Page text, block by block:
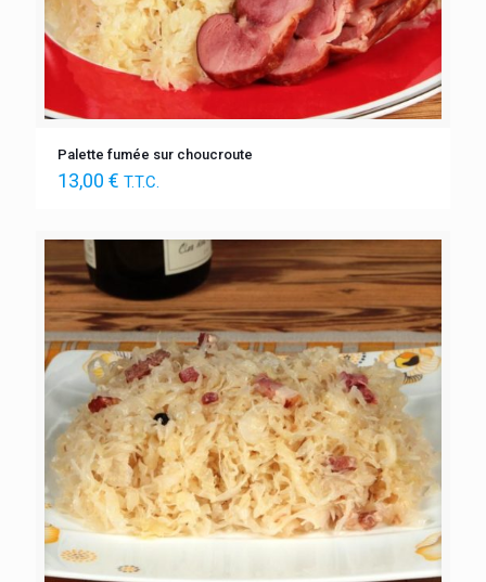
Palette fumée sur choucroute
13,00 € T.T.C.